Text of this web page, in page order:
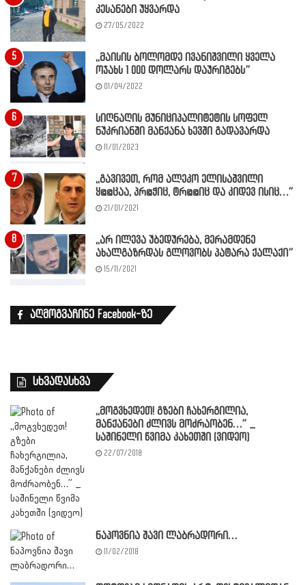
კესანები უყვარდა
27/05/2022
,,მაისის ბოლომდე ივანიშვილი ყველა
ოჯახს 1 000 დოლარს დაურიგებს”
01/04/2022
სიღნაღის მუნიციპალიტეტის სოფელ
ნუკრიანში მანქანა ხევში გადავარდა
11/01/2023
,,გავივეთ, რომ ალეკო ელისაშვილი
ყ@@ცაა, პრ@ჭიც, ტრ@@იც და კიდევ ისიც…”
21/01/2021
,,არ ილევა უბედურება, მერამდენე
ახალგაზრდას გლოვობს პატარა ქალაქი”
15/11/2021
აღმოგვაჩინე Facebook-ზე
სხვადასხვა
,,მოგვხედეთ! გზები ჩახერგილია,
მანქანები ძლივს მოძრაობენ…” _
საშინელი წვიმა კახეთში (ვიდეო)
22/07/2018
ნაპოვნია შავი ლაბრადორი…
11/02/2018